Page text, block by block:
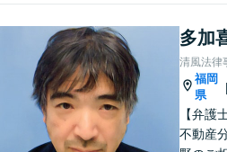
多加
清風法律
福岡
県
【弁護
不動産